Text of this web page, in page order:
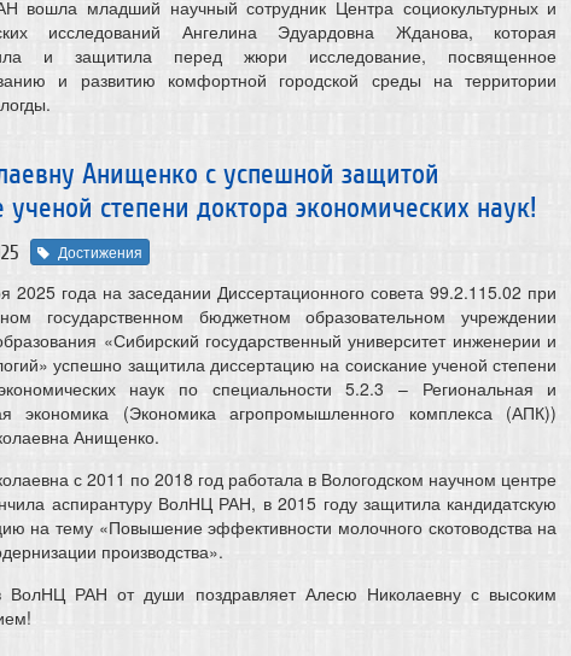
вошла младший научный сотрудник Центра социокультурных и
исследований Ангелина Эдуардовна Жданова, которая
и защитила перед жюри исследование, посвященное
и развитию комфортной городской среды на территории
Анищенко с успешной защитой
степени доктора экономических наук!
Достижения
2025 года на заседании Диссертационного совета 99.2.115.02 при
государственном бюджетном образовательном учреждении
«Сибирский государственный университет инженерии и
успешно защитила диссертацию на соискание ученой степени
наук по специальности 5.2.3 – Региональная и
экономика (Экономика агропромышленного комплекса (АПК))
Анищенко.
с 2011 по 2018 год работала в Вологодском научном центре
аспирантуру ВолНЦ РАН, в 2015 году защитила кандидатскую
на тему «Повышение эффективности молочного скотоводства на
производства».
ВолНЦ РАН от души поздравляет Алесю Николаевну с высоким